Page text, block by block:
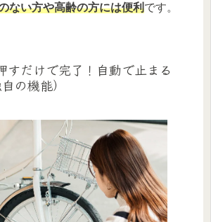
ない方や高齢の方には便利です。
すだけで完了！自動で止まる
の機能）